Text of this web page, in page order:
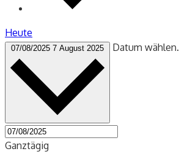
Heute
07/08/2025 7 August 2025 Datum wählen.
Ganztägig